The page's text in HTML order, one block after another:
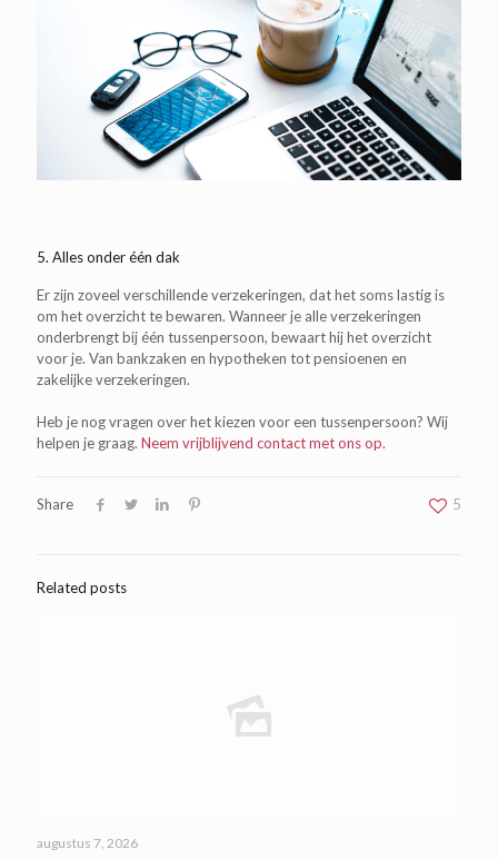
5. Alles onder één dak
Er zijn zoveel verschillende verzekeringen, dat het soms lastig is
om het overzicht te bewaren. Wanneer je alle verzekeringen
onderbrengt bij één tussenpersoon, bewaart hij het overzicht
voor je. Van bankzaken en hypotheken tot pensioenen en
zakelijke verzekeringen.
Heb je nog vragen over het kiezen voor een tussenpersoon? Wij
helpen je graag. Neem vrijblijvend contact met ons op.
Share 5
Related posts
augustus 7, 2026